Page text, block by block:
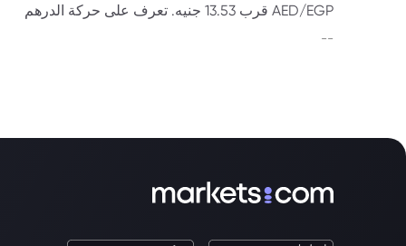
AED/EGP قرب 13.53 جنيه. تعرف على حركة الدرهم
--